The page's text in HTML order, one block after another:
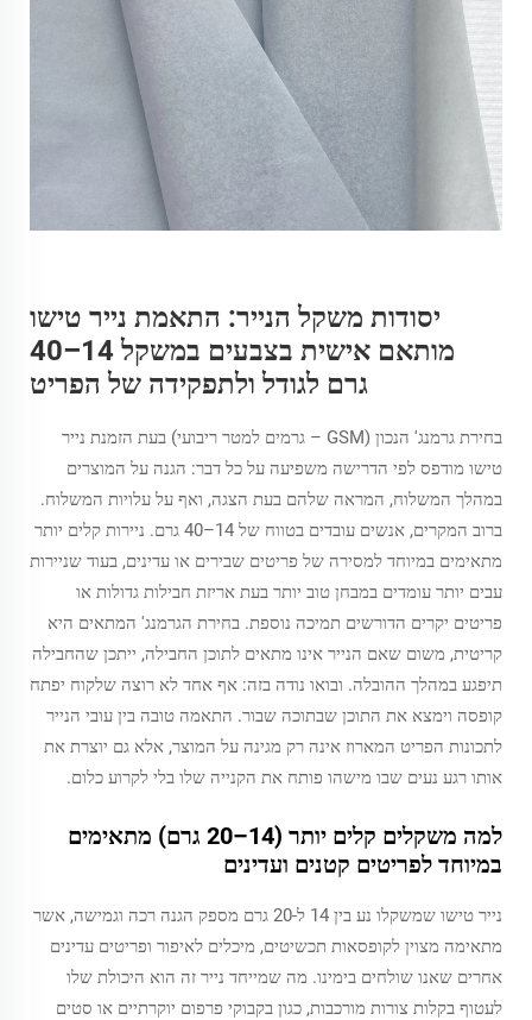
יסודות משקל הנייר: התאמת נייר טישו
מותאם אישית בצבעים במשקל 14–40
גרם לגודל ולתפקידה של הפריט
בחירת גרמנג' הנכון (GSM – גרמים למטר ריבועי) בעת הזמנת נייר
טישו מודפס לפי הדרישה משפיעה על כל דבר: הגנה על המוצרים
במהלך המשלוח, המראה שלהם בעת הצגה, ואף על עלויות המשלוח.
ברוב המקרים, אנשים עובדים בטווח של 14–40 גרם. ניירות קלים יותר
מתאימים במיוחד למסירה של פריטים שבירים או עדינים, בעוד שניירות
עבים יותר עומדים במבחן טוב יותר בעת אריזת חבילות גדולות או
פריטים יקרים הדורשים תמיכה נוספת. בחירת הגרמנג' המתאים היא
קריטית, משום שאם הנייר אינו מתאים לתוכן החבילה, ייתכן שהחבילה
תיפגע במהלך ההובלה. ובואו נודה בזה: אף אחד לא רוצה שלקוח יפתח
קופסה וימצא את התוכן שבתוכה שבור. התאמה טובה בין עובי הנייר
לתכונות הפריט המארוז אינה רק מגינה על המוצר, אלא גם יוצרת את
אותו רגע נעים שבו מישהו פותח את הקנייה שלו בלי לקרוע כלום.
למה משקלים קלים יותר (14–20 גרם) מתאימים
במיוחד לפריטים קטנים ועדינים
נייר טישו שמשקלו נע בין 14 ל-20 גרם מספק הגנה רכה וגמישה, אשר
מתאימה מצוין לקופסאות תכשיטים, מיכלים לאיפור ופריטים עדינים
אחרים שאנו שולחים בימינו. מה שמייחד נייר זה הוא היכולת שלו
לעטוף בקלות צורות מורכבות, כגון בקבוקי פרפום יוקרתיים או סטים